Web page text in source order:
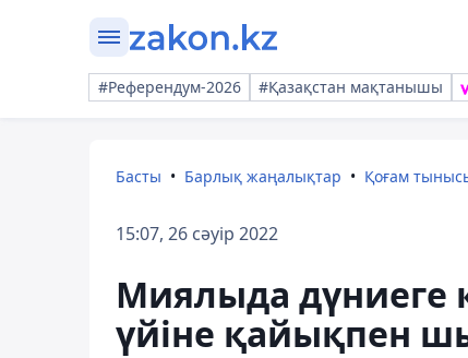
#Референдум-2026 #Қазақстан мақтанышы
Басты Барлық жаңалықтар Қоғам
15:07, 26 сәуір 2022
Миялыда дүниеге
үйіне қайықпен